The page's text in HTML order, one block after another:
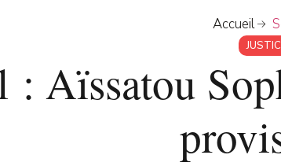
Accueil
: Aïssatou